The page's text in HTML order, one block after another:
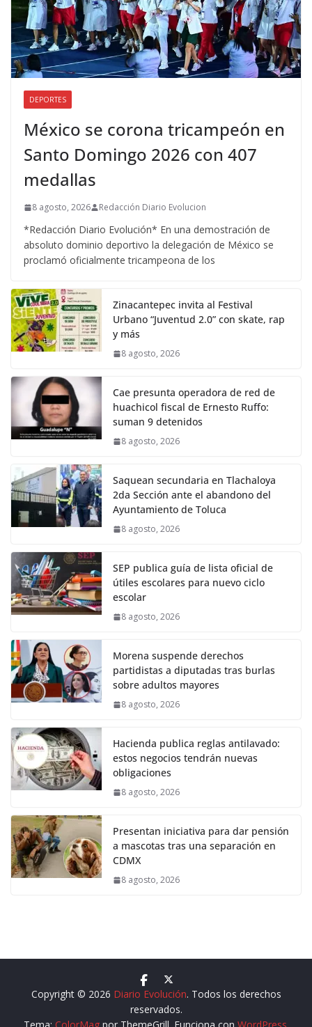
DEPORTES
México se corona tricampeón en
Santo Domingo 2026 con 407
medallas
8 agosto, 2026 Redacción Diario Evolucion
*Redacción Diario Evolución* En una demostración de
absoluto dominio deportivo la delegación de México se
proclamó oficialmente tricampeona de los
Zinacantepec invita al Festival
Urbano “Juventud 2.0” con skate, rap
y más
8 agosto, 2026
Cae presunta operadora de red de
huachicol fiscal de Ernesto Ruffo:
suman 9 detenidos
8 agosto, 2026
Saquean secundaria en Tlachaloya
2da Sección ante el abandono del
Ayuntamiento de Toluca
8 agosto, 2026
SEP publica guía de lista oficial de
útiles escolares para nuevo ciclo
escolar
8 agosto, 2026
Morena suspende derechos
partidistas a diputadas tras burlas
sobre adultos mayores
8 agosto, 2026
Hacienda publica reglas antilavado:
estos negocios tendrán nuevas
obligaciones
8 agosto, 2026
Presentan iniciativa para dar pensión
a mascotas tras una separación en
CDMX
8 agosto, 2026
Copyright © 2026 Diario Evolución. Todos los derechos
reservados.